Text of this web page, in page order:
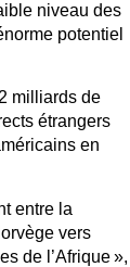
niveau des
potentiel
milliards de
étrangers
en
entre la
vers
de l’Afrique »,